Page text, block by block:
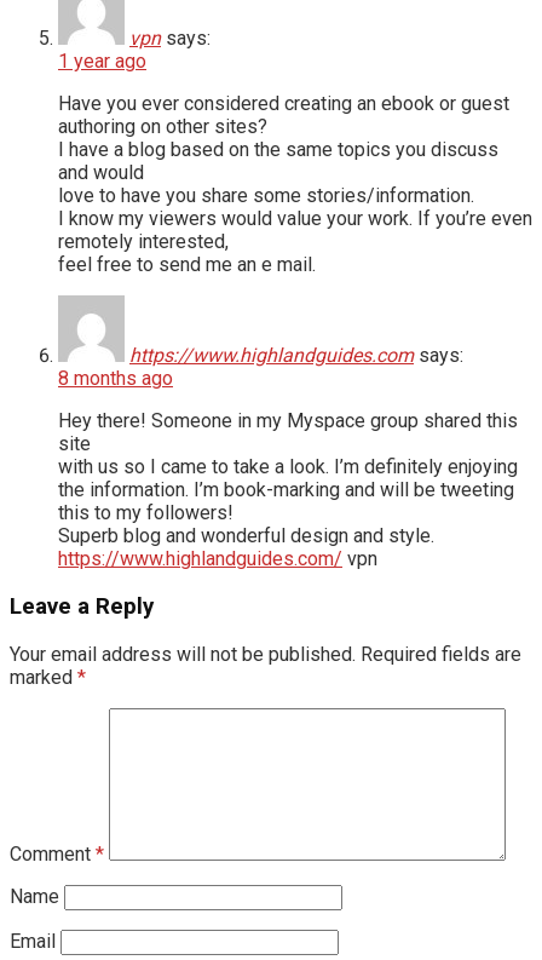
vpn says:
1 year ago
Have you ever considered creating an ebook or guest
authoring on other sites?
I have a blog based on the same topics you discuss
and would
love to have you share some stories/information.
I know my viewers would value your work. If you’re even
remotely interested,
feel free to send me an e mail.
https://www.highlandguides.com says:
8 months ago
Hey there! Someone in my Myspace group shared this
site
with us so I came to take a look. I’m definitely enjoying
the information. I’m book-marking and will be tweeting
this to my followers!
Superb blog and wonderful design and style.
https://www.highlandguides.com/ vpn
Leave a Reply
Your email address will not be published. Required fields are
marked *
Comment *
Name
Email